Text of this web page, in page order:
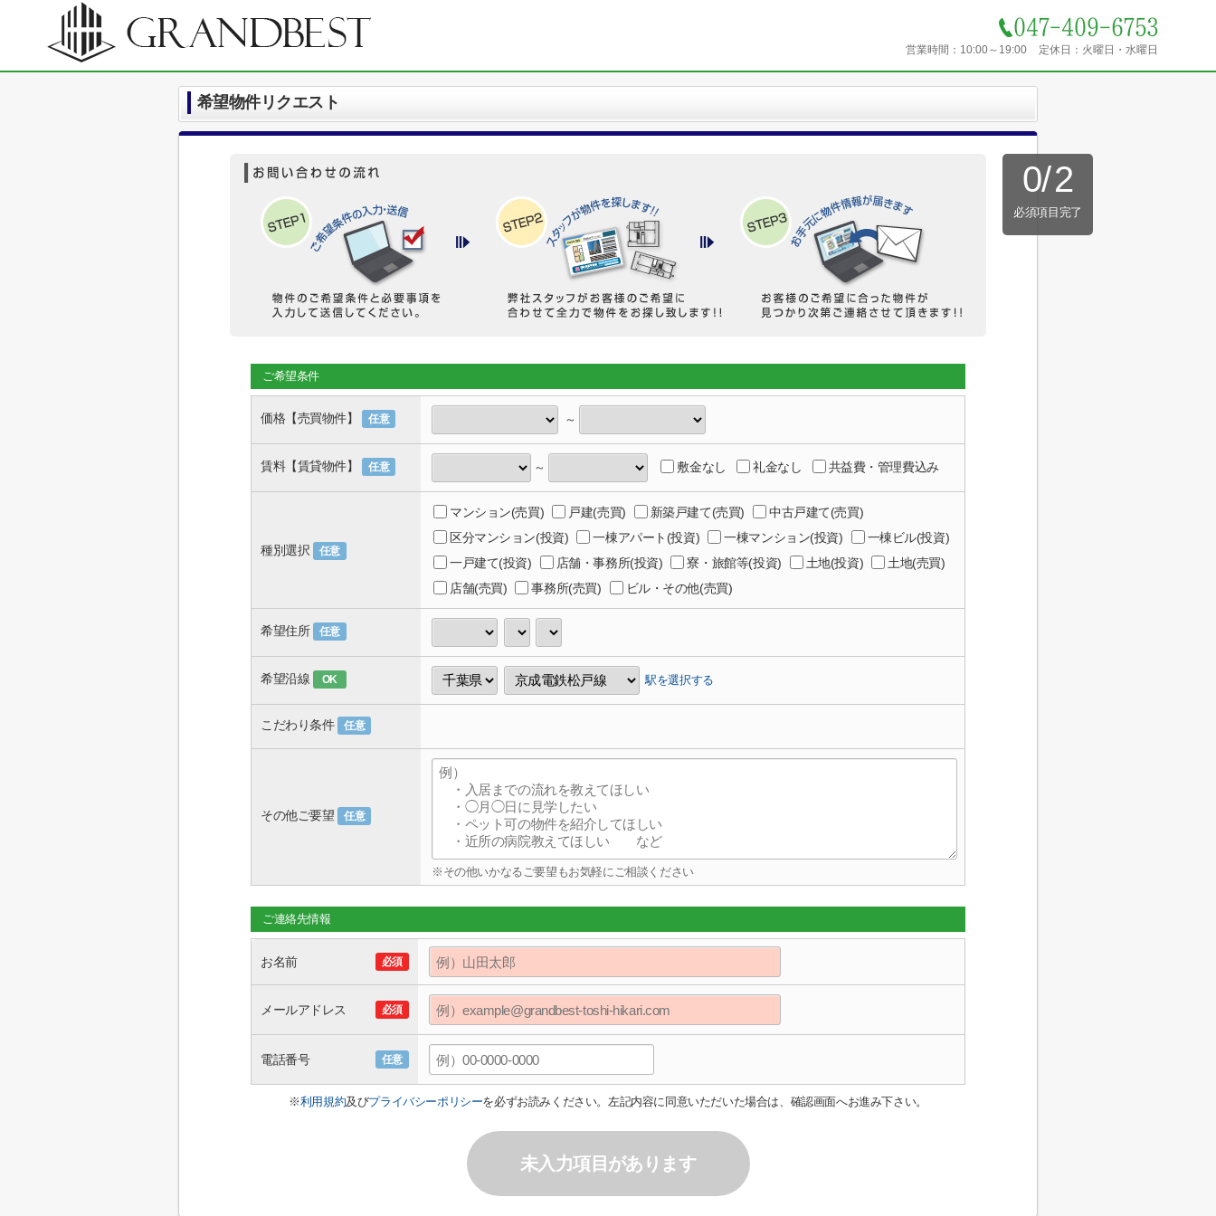
営業時間： 10:00～19:00 定休日： 火曜日・水曜日
希望物件リクエスト
0/2
必須項目完了
ご希望条件
価格【売買物件】 任意 ～
賃料【賃貸物件】 任意 ～ 敷金なし 礼金なし 共益費・管理費込み
種別選択 任意
マンション(売買) 戸建(売買) 新築戸建て(売買)
中古戸建て(売買)
区分マンション(投資)
一棟アパート(投資) 一棟マンション(投資)
一棟ビル(投資)
一戸建て(投資)
店舗・事務所(投資) 寮・旅館等(投資) 土地(投資)
土地(売買)
店舗(売買)
事務所(売買) ビル・その他(売買)
希望住所 任意
希望沿線 OK 駅を選択する
こだわり条件 任意
その他ご要望 任意
※その他いかなるご要望もお気軽にご相談ください
ご連絡先情報
お名前 必須
メールアドレス 必須
電話番号 任意
※利用規約及びプライバシーポリシーを必ずお読みください。左記内容に同意いただいた場合は、確認画面へお進み下さい。
未入力項目があります